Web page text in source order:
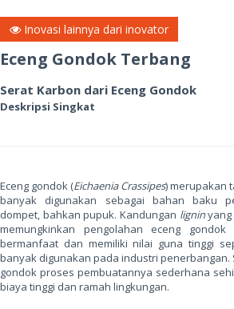
Inovasi lainnya dari inovator
Eceng Gondok Terbang
Serat Karbon dari Eceng Gondok
Deskripsi Singkat
Eceng gondok (Eichaenia Crassipes) merupakan
banyak digunakan sebagai bahan baku
dompet, bahkan pupuk. Kandungan ligninyang
memungkinkan pengolahan eceng
bermanfaat dan memiliki nilai guna tinggi
banyak digunakan pada industri penerbangan.
gondok proses pembuatannya sederhana
biaya tinggi dan ramah lingkungan.